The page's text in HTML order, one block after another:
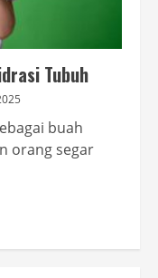
Tubuh
buah
orang segar